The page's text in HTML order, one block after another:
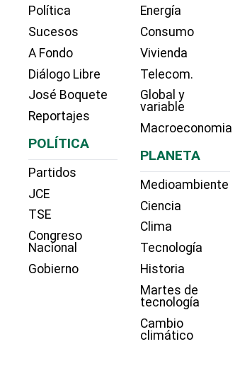
Política
Sucesos
A Fondo
Diálogo Libre
José Boquete
Reportajes
POLÍTICA
Partidos
JCE
TSE
Congreso
Nacional
Gobierno
Energía
Consumo
Vivienda
Telecom.
Global y
variable
Macroeconomia
PLANETA
Medioambiente
Ciencia
Clima
Tecnología
Historia
Martes de
tecnología
Cambio
climático